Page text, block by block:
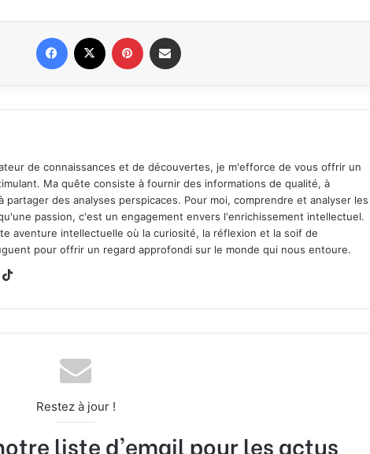
de connaissances et de découvertes, je m'efforce de vous offrir un
Ma quête consiste à fournir des informations de qualité, à
des analyses perspicaces. Pour moi, comprendre et analyser les
passion, c'est un engagement envers l'enrichissement intellectuel.
aventure intellectuelle où la curiosité, la réflexion et la soif de
pour offrir un regard approfondi sur le monde qui nous entoure.
Sn
ch
at
k
Restez à jour !
liste d'email pour les actus